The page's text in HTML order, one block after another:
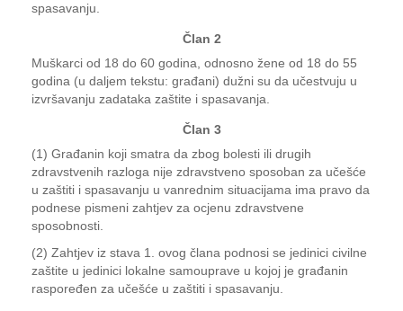
spasavanju.
Član 2
Muškarci od 18 do 60 godina, odnosno žene od 18 do 55
godina (u daljem tekstu: građani) dužni su da učestvuju u
izvršavanju zadataka zaštite i spasavanja.
Član 3
(1) Građanin koji smatra da zbog bolesti ili drugih
zdravstvenih razloga nije zdravstveno sposoban za učešće
u zaštiti i spasavanju u vanrednim situacijama ima pravo da
podnese pismeni zahtjev za ocjenu zdravstvene
sposobnosti.
(2) Zahtjev iz stava 1. ovog člana podnosi se jedinici civilne
zaštite u jedinici lokalne samouprave u kojoj je građanin
raspoređen za učešće u zaštiti i spasavanju.